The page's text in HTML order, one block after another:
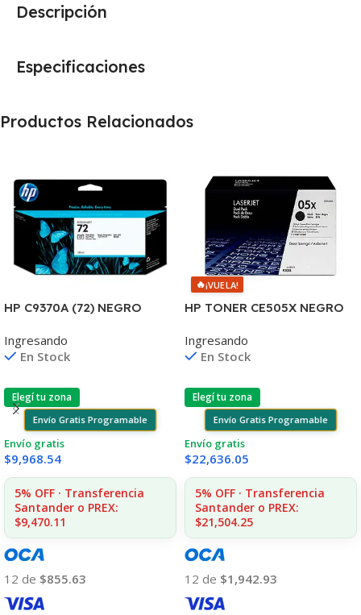
Descripción
Especificaciones
Productos Relacionados
HP C9370A (72) NEGRO
T610/T1100/1300/2300/795
130ML UK
Ingresando
En Stock
Elegí tu zona
Envío Gratis Programable
Envío gratis
$9,968.54
5% OFF · Transferencia
Santander o PREX:
$9,470.11
12 de $855.63
🔥¡VUELA!
HP TONER CE505X NEGRO
Ingresando
En Stock
Elegí tu zona
Envío Gratis Programable
Envío gratis
$22,636.05
5% OFF · Transferencia
Santander o PREX:
$21,504.25
12 de $1,942.93